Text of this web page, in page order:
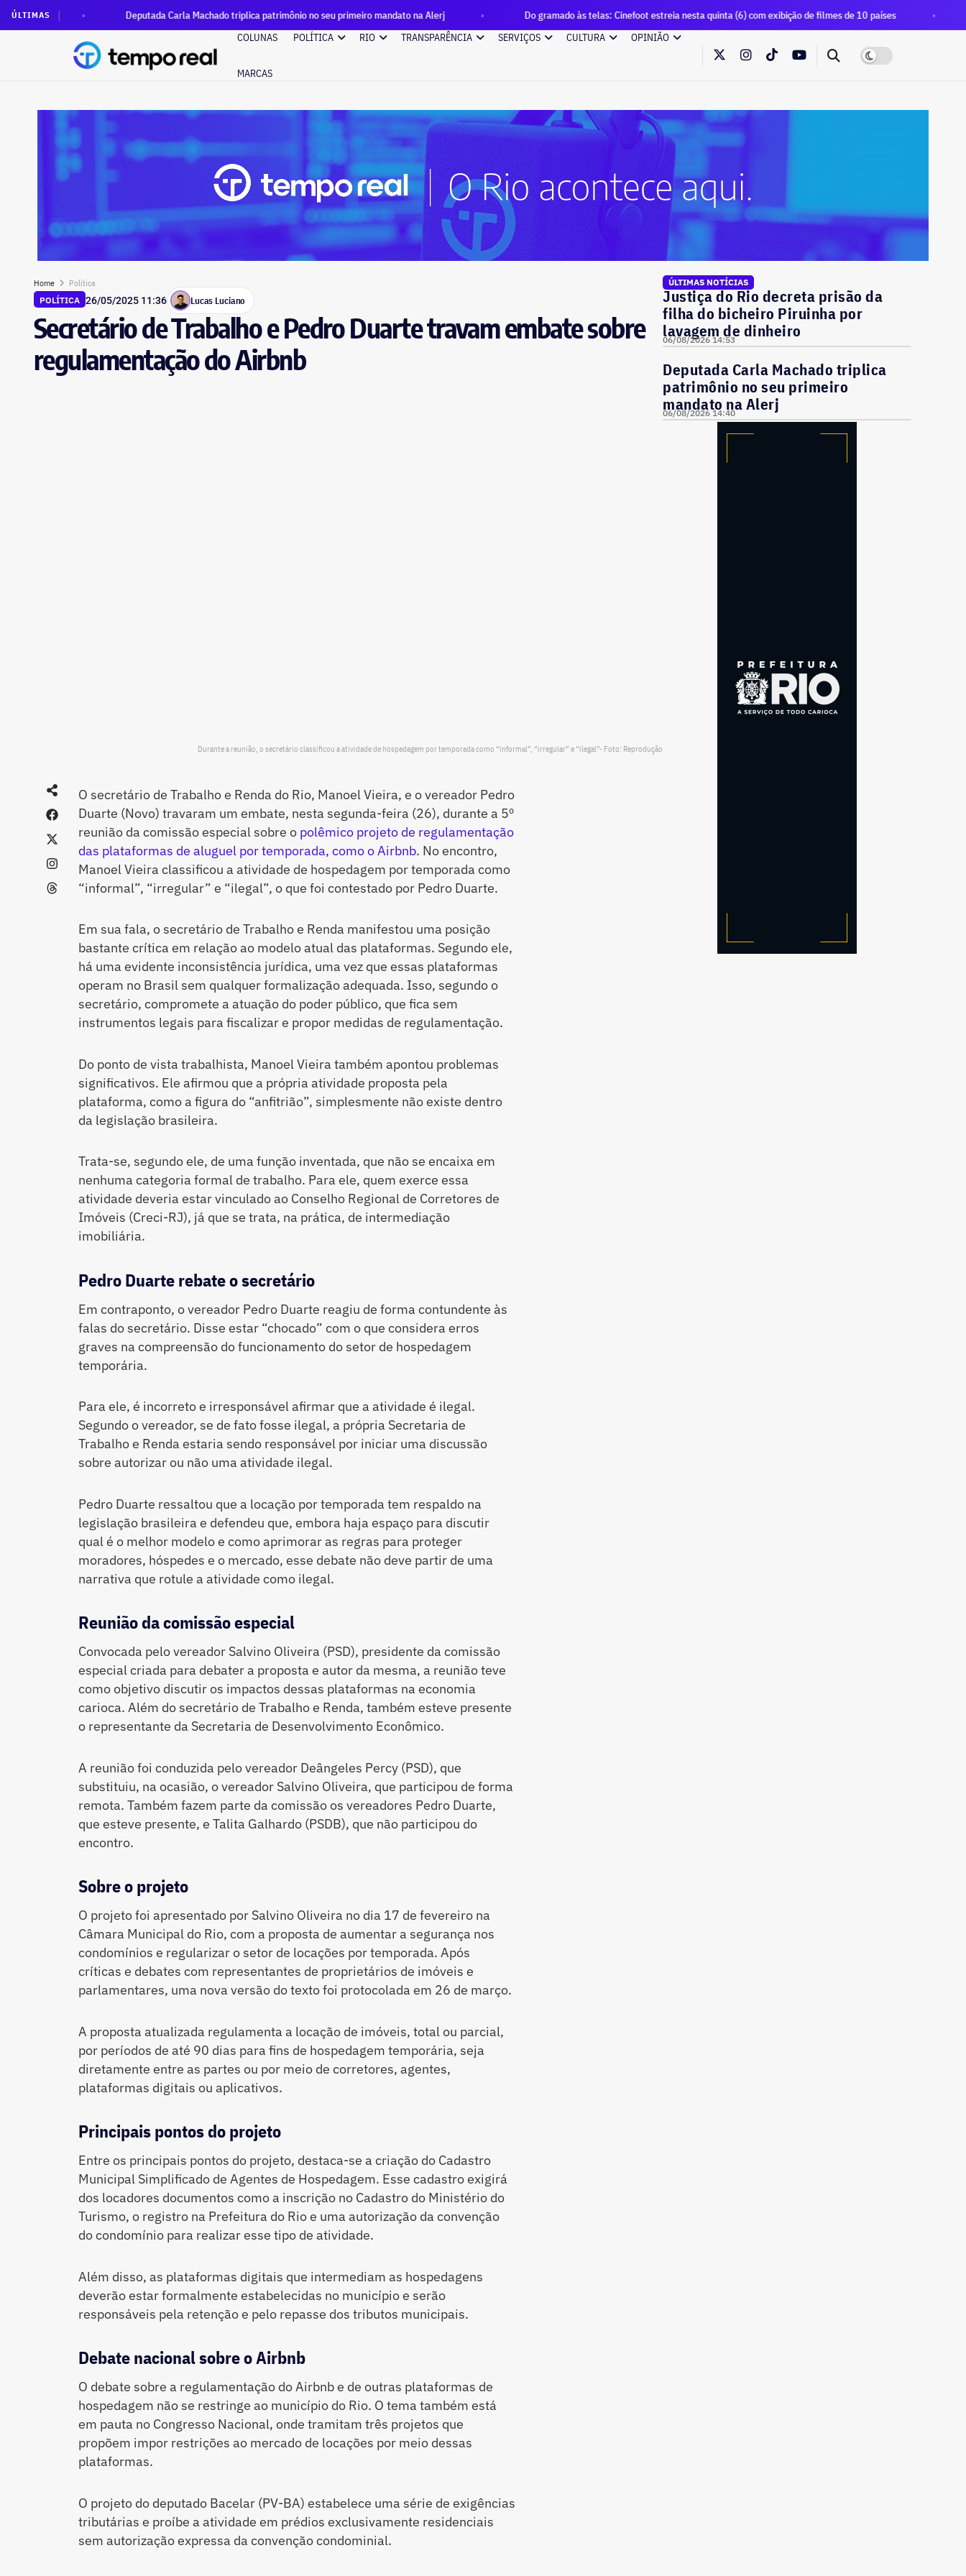
ÚLTIMAS Deputada Carla Machado triplica patrimônio no seu primeiro mandato na Alerj Do gramado às telas: Cinefoot estreia nesta quinta (6) com exibição de filmes de 10 países
COLUNAS
POLÍTICA RIO TRANSPARÊNCIA SERVIÇOS CULTURA OPINIÃO
MARCAS
Home
Política
POLÍTICA 26/05/2025 11:36 Lucas Luciano
Secretário de Trabalho e Pedro Duarte travam embate sobre
regulamentação do Airbnb
Durante a reunião, o secretário classificou a atividade de hospedagem por temporada como “informal”, “irregular” e “ilegal”- Foto: Reprodução
O secretário de Trabalho e Renda do Rio, Manoel Vieira, e o vereador Pedro
Duarte (Novo) travaram um embate, nesta segunda-feira (26), durante a 5º
reunião da comissão especial sobre o polêmico projeto de regulamentação
das plataformas de aluguel por temporada, como o Airbnb. No encontro,
Manoel Vieira classificou a atividade de hospedagem por temporada como
“informal”, “irregular” e “ilegal”, o que foi contestado por Pedro Duarte.
Em sua fala, o secretário de Trabalho e Renda manifestou uma posição
bastante crítica em relação ao modelo atual das plataformas. Segundo ele,
há uma evidente inconsistência jurídica, uma vez que essas plataformas
operam no Brasil sem qualquer formalização adequada. Isso, segundo o
secretário, compromete a atuação do poder público, que fica sem
instrumentos legais para fiscalizar e propor medidas de regulamentação.
Do ponto de vista trabalhista, Manoel Vieira também apontou problemas
significativos. Ele afirmou que a própria atividade proposta pela
plataforma, como a figura do “anfitrião”, simplesmente não existe dentro
da legislação brasileira.
Trata-se, segundo ele, de uma função inventada, que não se encaixa em
nenhuma categoria formal de trabalho. Para ele, quem exerce essa
atividade deveria estar vinculado ao Conselho Regional de Corretores de
Imóveis (Creci-RJ), já que se trata, na prática, de intermediação
imobiliária.
Pedro Duarte rebate o secretário
Em contraponto, o vereador Pedro Duarte reagiu de forma contundente às
falas do secretário. Disse estar “chocado” com o que considera erros
graves na compreensão do funcionamento do setor de hospedagem
temporária.
Para ele, é incorreto e irresponsável afirmar que a atividade é ilegal.
Segundo o vereador, se de fato fosse ilegal, a própria Secretaria de
Trabalho e Renda estaria sendo responsável por iniciar uma discussão
sobre autorizar ou não uma atividade ilegal.
Pedro Duarte ressaltou que a locação por temporada tem respaldo na
legislação brasileira e defendeu que, embora haja espaço para discutir
qual é o melhor modelo e como aprimorar as regras para proteger
moradores, hóspedes e o mercado, esse debate não deve partir de uma
narrativa que rotule a atividade como ilegal.
Reunião da comissão especial
Convocada pelo vereador Salvino Oliveira (PSD), presidente da comissão
especial criada para debater a proposta e autor da mesma, a reunião teve
como objetivo discutir os impactos dessas plataformas na economia
carioca. Além do secretário de Trabalho e Renda, também esteve presente
o representante da Secretaria de Desenvolvimento Econômico.
A reunião foi conduzida pelo vereador Deângeles Percy (PSD), que
substituiu, na ocasião, o vereador Salvino Oliveira, que participou de forma
remota. Também fazem parte da comissão os vereadores Pedro Duarte,
que esteve presente, e Talita Galhardo (PSDB), que não participou do
encontro.
Sobre o projeto
O projeto foi apresentado por Salvino Oliveira no dia 17 de fevereiro na
Câmara Municipal do Rio, com a proposta de aumentar a segurança nos
condomínios e regularizar o setor de locações por temporada. Após
críticas e debates com representantes de proprietários de imóveis e
parlamentares, uma nova versão do texto foi protocolada em 26 de março.
A proposta atualizada regulamenta a locação de imóveis, total ou parcial,
por períodos de até 90 dias para fins de hospedagem temporária, seja
diretamente entre as partes ou por meio de corretores, agentes,
plataformas digitais ou aplicativos.
Principais pontos do projeto
Entre os principais pontos do projeto, destaca-se a criação do Cadastro
Municipal Simplificado de Agentes de Hospedagem. Esse cadastro exigirá
dos locadores documentos como a inscrição no Cadastro do Ministério do
Turismo, o registro na Prefeitura do Rio e uma autorização da convenção
do condomínio para realizar esse tipo de atividade.
Além disso, as plataformas digitais que intermediam as hospedagens
deverão estar formalmente estabelecidas no município e serão
responsáveis pela retenção e pelo repasse dos tributos municipais.
Debate nacional sobre o Airbnb
O debate sobre a regulamentação do Airbnb e de outras plataformas de
hospedagem não se restringe ao município do Rio. O tema também está
em pauta no Congresso Nacional, onde tramitam três projetos que
propõem impor restrições ao mercado de locações por meio dessas
plataformas.
O projeto do deputado Bacelar (PV-BA) estabelece uma série de exigências
tributárias e proíbe a atividade em prédios exclusivamente residenciais
sem autorização expressa da convenção condominial.
ÚLTIMAS NOTÍCIAS
Justiça do Rio decreta prisão da
filha do bicheiro Piruinha por
lavagem de dinheiro
06/08/2026 14:53
Deputada Carla Machado triplica
patrimônio no seu primeiro
mandato na Alerj
06/08/2026 14:40